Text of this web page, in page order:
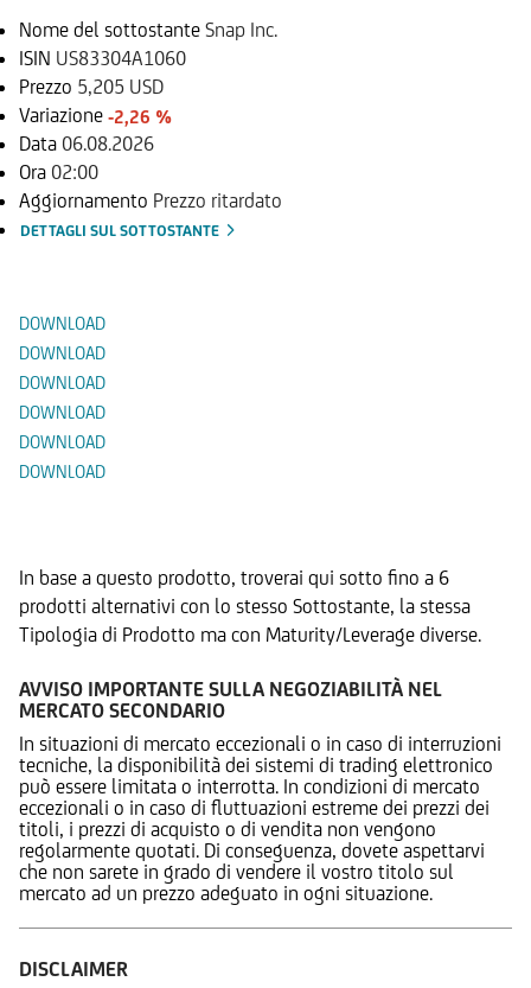
Nome del sottostante Snap Inc.
ISIN US83304A1060
Prezzo 5,205 USD
Variazione -2,26 %
Data 06.08.2026
Ora 02:00
Aggiornamento Prezzo ritardato
DETTAGLI SUL SOTTOSTANTE
DOWNLOAD
DOWNLOAD
DOWNLOAD
DOWNLOAD
DOWNLOAD
DOWNLOAD
In base a questo prodotto, troverai qui sotto fino a 6
prodotti alternativi con lo stesso Sottostante, la stessa
Tipologia di Prodotto ma con Maturity/Leverage diverse.
AVVISO IMPORTANTE SULLA NEGOZIABILITÀ NEL
MERCATO SECONDARIO
In situazioni di mercato eccezionali o in caso di interruzioni
tecniche, la disponibilità dei sistemi di trading elettronico
può essere limitata o interrotta. In condizioni di mercato
eccezionali o in caso di fluttuazioni estreme dei prezzi dei
titoli, i prezzi di acquisto o di vendita non vengono
regolarmente quotati. Di conseguenza, dovete aspettarvi
che non sarete in grado di vendere il vostro titolo sul
mercato ad un prezzo adeguato in ogni situazione.
DISCLAIMER